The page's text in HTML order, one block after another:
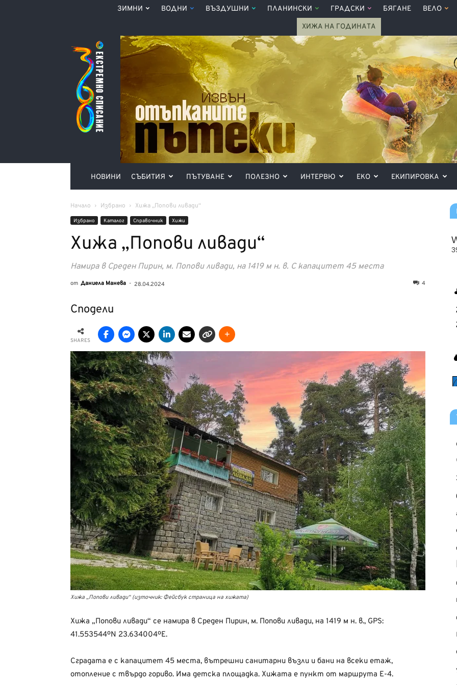
ЗИМНИ ВОДНИ ВЪЗДУШНИ ПЛАНИНСКИ ГРАДСКИ БЯГАНЕ ВЕЛО
ХИЖА НА ГОДИНАТА
Списание
360°
НОВИНИ СЪБИТИЯ ПЪТУВАНЕ ПОЛЕЗНО ИНТЕРВЮ ЕКО ЕКИПИРОВКА
Начало Избрано Хижа „Попови ливади“
Избрано Каталог Справочник Хижи
Хижа „Попови ливади“
Намира в Среден Пирин, м. Попови ливади, на 1419 м н. в. С капацитет 45 места
от Даниела Манева - 28.04.2024 4
Сподели
SHARES
Хижа „Попови ливади“ (източник: Фейсбук страница на хижата)
Хижа „Попови ливади“ се намира в Среден Пирин, м. Попови ливади, на 1419 м н. в., GPS:
41.553544ºN 23.634004ºЕ.
Сградата е с капацитет 45 места, вътрешни санитарни възли и бани на всеки етаж,
отопление с твърдо гориво. Има детска площадка. Хижата е пункт от маршрута Е-4.